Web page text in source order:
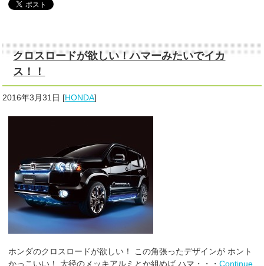
クロスロードが欲しい！ハマーみたいでイカ
ス！！
2016年3月31日 [HONDA]
ホンダのクロスロードが欲しい！ この角張ったデザインが ホント
かっこいい！ 大径のメッキアルミとか組めば ハマ・・・Continue